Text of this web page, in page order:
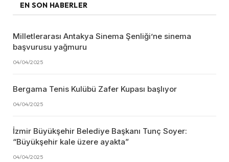
EN SON HABERLER
Milletlerarası Antakya Sinema Şenliği’ne sinema
başvurusu yağmuru
04/04/2025
Bergama Tenis Kulübü Zafer Kupası başlıyor
04/04/2025
İzmir Büyükşehir Belediye Başkanı Tunç Soyer:
“Büyükşehir kale üzere ayakta”
04/04/2025